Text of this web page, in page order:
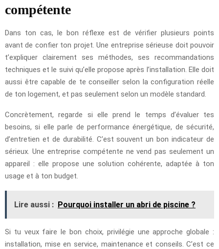
compétente
Dans ton cas, le bon réflexe est de vérifier plusieurs points
avant de confier ton projet. Une entreprise sérieuse doit pouvoir
t’expliquer clairement ses méthodes, ses recommandations
techniques et le suivi qu’elle propose après l’installation. Elle doit
aussi être capable de te conseiller selon la configuration réelle
de ton logement, et pas seulement selon un modèle standard.
Concrètement, regarde si elle prend le temps d’évaluer tes
besoins, si elle parle de performance énergétique, de sécurité,
d’entretien et de durabilité. C’est souvent un bon indicateur de
sérieux. Une entreprise compétente ne vend pas seulement un
appareil : elle propose une solution cohérente, adaptée à ton
usage et à ton budget.
Lire aussi : Pourquoi installer un abri de piscine ?
Si tu veux faire le bon choix, privilégie une approche globale :
installation, mise en service, maintenance et conseils. C’est ce